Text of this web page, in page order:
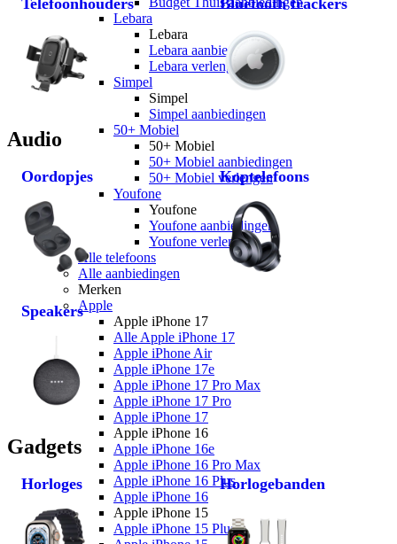
Lebara
Lebara
Lebara aanbiedingen
Lebara verlengen
Simpel
Simpel
Simpel aanbiedingen
50+ Mobiel
50+ Mobiel
50+ Mobiel aanbiedingen
50+ Mobiel verlengen
Youfone
Youfone
Youfone aanbiedingen
Youfone verlengen
Alle telefoons
Alle aanbiedingen
Merken
Apple
Apple iPhone 17
Alle Apple iPhone 17
Apple iPhone Air
Apple iPhone 17e
Apple iPhone 17 Pro Max
Apple iPhone 17 Pro
Apple iPhone 17
Apple iPhone 16
Apple iPhone 16e
Apple iPhone 16 Pro Max
Apple iPhone 16 Plus
Apple iPhone 16
Apple iPhone 15
Apple iPhone 15 Plus
Telefoonhouders Bluetooth trackers
Audio
Oordopjes Koptelefoons
Speakers
Gadgets
Horloges Horlogebanden